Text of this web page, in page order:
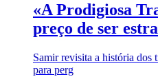
«A Prodigiosa
preço de ser
Samir revisita a história dos
para perg